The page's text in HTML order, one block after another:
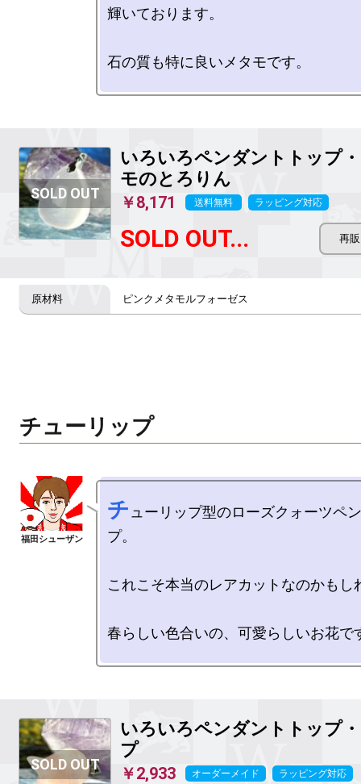
輝いております。
石の質も特に良いメタモです。
いろいろペンダントトップ
モのとろりん
￥8,171 送料無料 ラッピング対応
SOLD OUT...
ピンクメタモルフォーゼス
チューリップ
チ ューリップ型のローズクォーツペ
プ。
これこそ本当のレアカットなのかもし
春らしい色合いの、可愛らしいお花で
いろいろペンダントトップ
プ
￥2,933 オーダーメイド ラッピング対応